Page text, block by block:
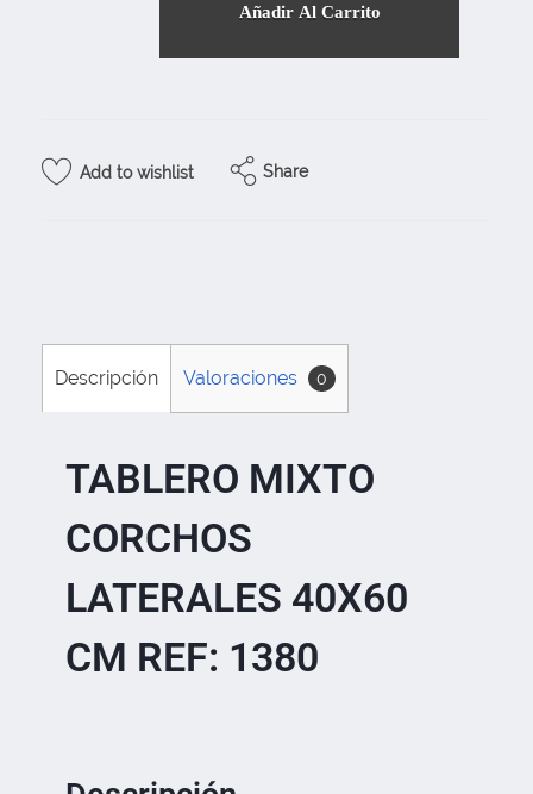
Añadir Al Carrito
Add to wishlist Share
Descripción Valoraciones 0
TABLERO MIXTO
CORCHOS
LATERALES 40X60
CM REF: 1380